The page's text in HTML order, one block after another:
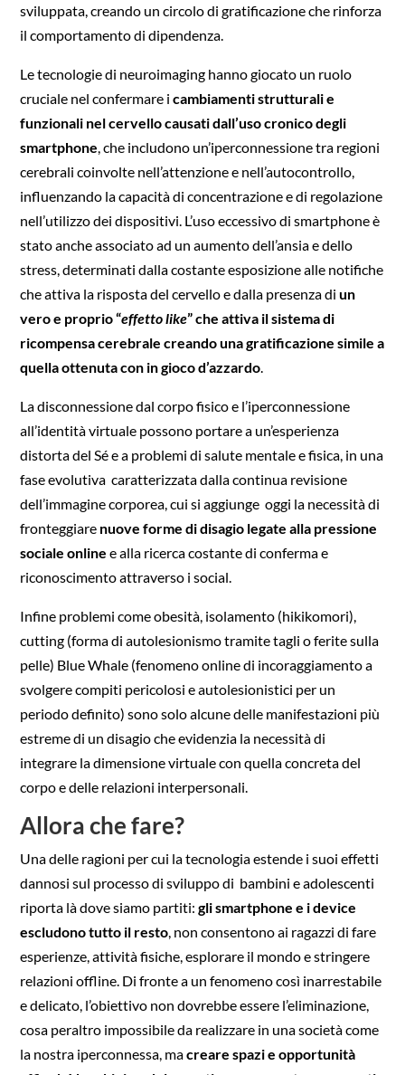
sviluppata, creando un circolo di gratificazione che rinforza
il comportamento di dipendenza.
Le tecnologie di neuroimaging hanno giocato un ruolo
cruciale nel confermare icambiamenti strutturali e
funzionali nel cervello causati dall’uso cronico degli
smartphone, che includono un’iperconnessione tra regioni
cerebrali coinvolte nell’attenzione e nell’autocontrollo,
influenzando la capacità di concentrazione e di regolazione
nell’utilizzo dei dispositivi. L’uso eccessivo di smartphone è
stato anche associato ad un aumento dell’ansia e dello
stress, determinati dalla costante esposizione alle notifiche
che attiva la risposta del cervello e dalla presenza diun
vero e proprio “effetto like” che attiva il sistema di
ricompensa cerebrale creando una gratificazione simile a
quella ottenuta con in gioco d’azzardo.
La disconnessione dal corpo fisico e l’iperconnessione
all’identità virtuale possono portare a un’esperienza
distorta del Sé e a problemi di salute mentale e fisica, in una
fase evolutiva caratterizzata dalla continua revisione
dell’immagine corporea, cui si aggiunge oggi la necessità di
fronteggiare nuove forme di disagio legate alla pressione
sociale online e alla ricerca costante di conferma e
riconoscimento attraverso i social.
Infine problemi come obesità, isolamento (hikikomori),
cutting (forma di autolesionismo tramite tagli o ferite sulla
pelle) Blue Whale (fenomeno online di incoraggiamento a
svolgere compiti pericolosi e autolesionistici per un
periodo definito) sono solo alcune delle manifestazioni più
estreme di un disagio che evidenzia la necessità di
integrare la dimensione virtuale con quella concreta del
corpo e delle relazioni interpersonali.
Allora che fare?
Una delle ragioni per cui la tecnologia estende i suoi effetti
dannosi sul processo di sviluppo di bambini e adolescenti
riporta là dove siamo partiti:gli smartphone e i device
escludono tutto il resto, non consentono ai ragazzi di fare
esperienze, attività fisiche, esplorare il mondo e stringere
relazioni offline. Di fronte a un fenomeno così inarrestabile
e delicato, l’obiettivo non dovrebbe essere l’eliminazione,
cosa peraltro impossibile da realizzare in una società come
la nostra iperconnessa, macreare spazi e opportunità